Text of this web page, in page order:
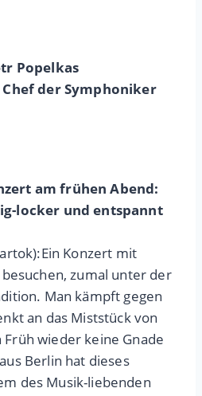
Popelkas
der Symphoniker
am frühen Abend:
locker und entspannt
Konzert mit
zumal unter der
Man kämpft gegen
an das Miststück von
wieder keine Gnade
Berlin hat dieses
des Musik-liebenden